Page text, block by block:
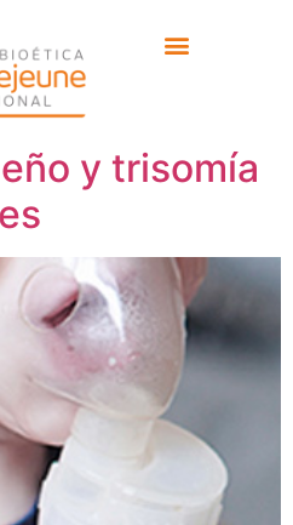
hospital
y trisomía